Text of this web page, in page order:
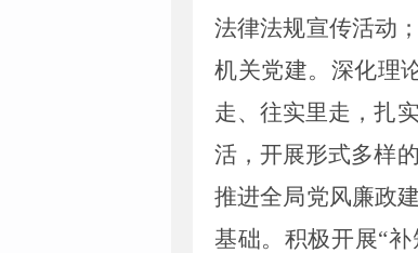
法律法规宣传活动
机关党建。 深化理
走、往实里走，扎
活，开展形式多样
推进全局党风廉政
基础。 积极开展“